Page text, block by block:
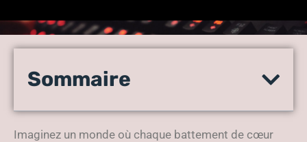
casque Black Widow : vivez
inédite
Sommaire
Imaginez un monde où chaque battement de cœur